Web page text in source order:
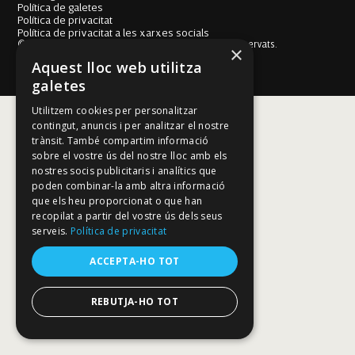
Política de galetes
Política de privacitat
Política de privacitat a les xarxes socials
© Fundació Mallorca Literària 2026. Tots els drets reservats.
Disseny i desenvolupament web BESTALDE STUDIO
×
Aquest lloc web utilitza
galetes
Utilitzem cookies per personalitzar
contingut, anuncis i per analitzar el nostre
trànsit. També compartim informació
sobre el vostre ús del nostre lloc amb els
nostres socis publicitaris i analítics que
poden combinar-la amb altra informació
que els heu proporcionat o que han
recopilat a partir del vostre ús dels seus
serveis. Política de privacitat
ACCEPTA-HO TOT
REBUTJA-HO TOT